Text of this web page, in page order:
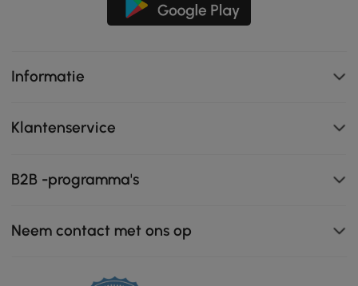
Informatie
Klantenservice
B2B -programma's
Neem contact met ons op